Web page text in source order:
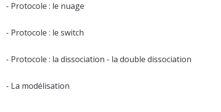
- Protocole : le nuage
- Protocole : le switch
- Protocole : la dissociation - la double dissociation
- La modélisation